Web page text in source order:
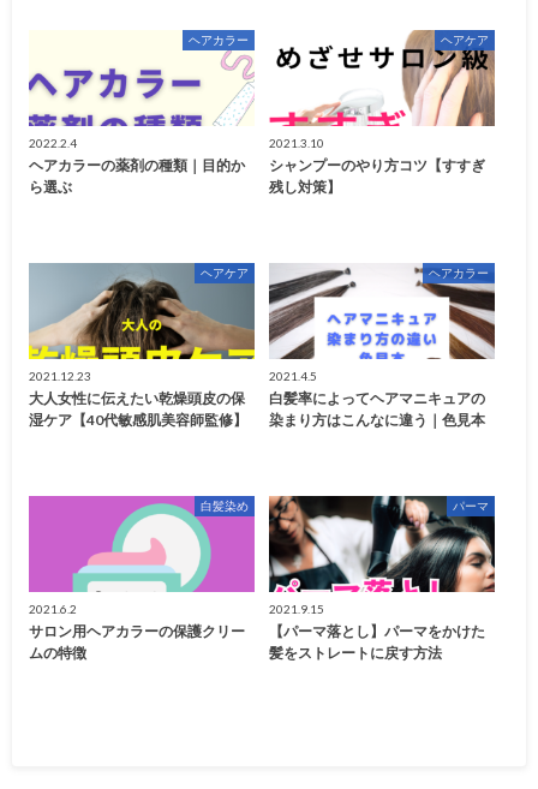
ヘアカラー
2022.2.4
ヘアカラーの薬剤の種類｜目的か
ら選ぶ
ヘアケア
2021.3.10
シャンプーのやり方コツ【すすぎ
残し対策】
ヘアケア
2021.12.23
大人女性に伝えたい乾燥頭皮の保
湿ケア【40代敏感肌美容師監修】
ヘアカラー
2021.4.5
白髪率によってヘアマニキュアの
染まり方はこんなに違う｜色見本
白髪染め
2021.6.2
サロン用ヘアカラーの保護クリー
ムの特徴
パーマ
2021.9.15
【パーマ落とし】パーマをかけた
髪をストレートに戻す方法